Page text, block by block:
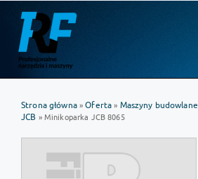
Strona główna»Oferta » Maszyny budowlane
JCB » Minikoparka JCB 8065